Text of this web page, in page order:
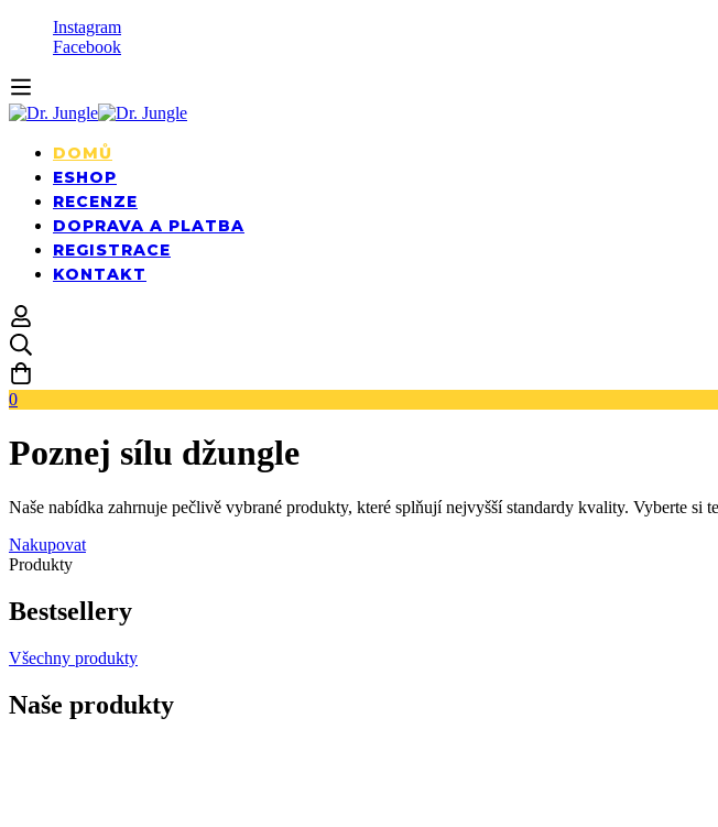
Instagram
Facebook
DOMŮ
ESHOP
RECENZE
DOPRAVA A PLATBA
REGISTRACE
KONTAKT
0
Poznej sílu džungle
Naše nabídka zahrnuje pečlivě vybrané produkty, které splňují nejvyšší standardy kvality. Vyberte si
Nakupovat
Produkty
Bestsellery
Všechny produkty
Naše produkty